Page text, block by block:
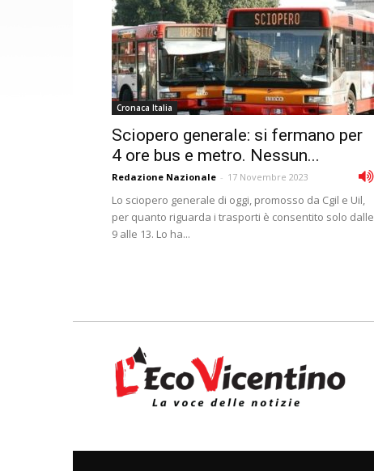
Cronaca Italia
Sciopero generale: si fermano per
4 ore bus e metro. Nessun...
Redazione Nazionale - 17 Novembre 2023
Lo sciopero generale di oggi, promosso da Cgil e Uil,
per quanto riguarda i trasporti è consentito solo dalle
9 alle 13. Lo ha...